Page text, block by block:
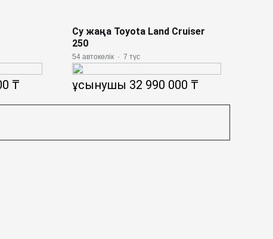
₸
Су жаңа Toyota Land Cruiser
250
54 автокөлік · 7 түс
ұсынушы 32 990 000 ₸